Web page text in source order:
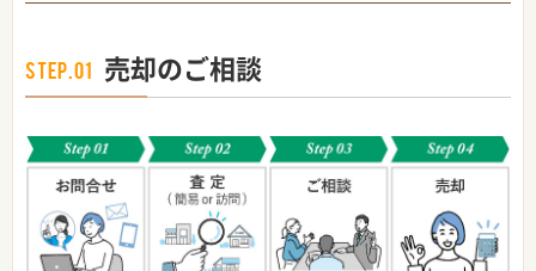
STEP.01 売却のご相談